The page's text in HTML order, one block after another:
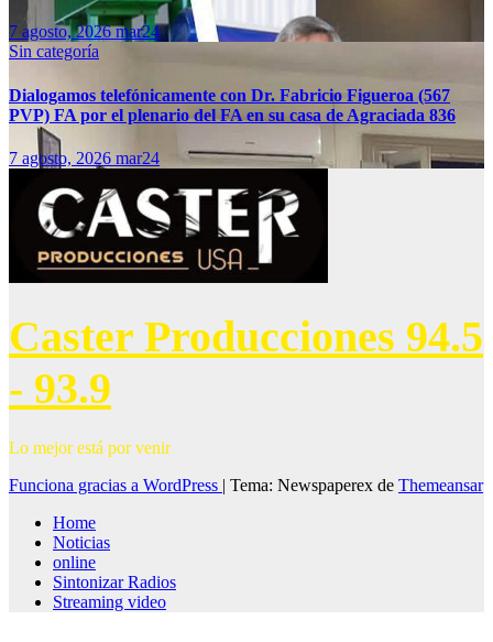
7 agosto, 2026mar24
Sin categoría
Dialogamos telefónicamente con Dr. Fabricio Figueroa (567
PVP) FA por el plenario del FA en su casa de Agraciada 836
7 agosto, 2026 mar24
Caster Producciones 94.5
- 93.9
Lo mejor está por venir
Funciona gracias a WordPress | Tema: Newspaperex de Themeansar
Home
Noticias
online
Sintonizar Radios
Streaming video